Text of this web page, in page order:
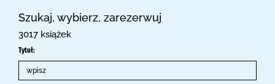
Szukaj, wybierz, zarezerwuj
3017 książek
Tytuł: